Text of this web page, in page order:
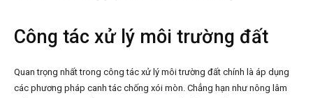
Công tác xử lý môi trường đất
Quan trọng nhất trong công tác xử lý môi trường đất chính là áp dụng
các phương pháp canh tác chống xói mòn. Chẳng hạn như nông lâm